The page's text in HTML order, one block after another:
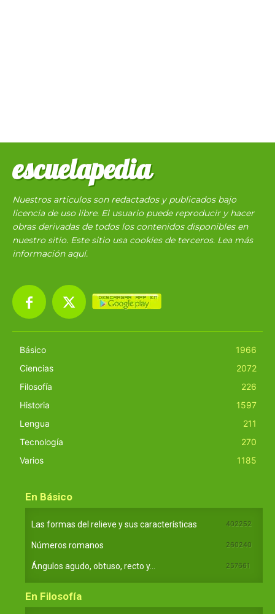
escuelapedia
Nuestros articulos son redactados y publicados bajo
licencia de uso libre. El usuario puede reproducir y hacer
obras derivadas de todos los contenidos disponibles en
nuestro sitio. Este sitio usa cookies de terceros. Lea más
información aquí.
Básico
1966
Ciencias
2072
Filosofía
226
Historia
1597
Lengua
211
Tecnología
270
Varios
1185
En Básico
Las formas del relieve y sus características 402252
Números romanos 260240
Ángulos agudo, obtuso, recto y... 257661
En Filosofía